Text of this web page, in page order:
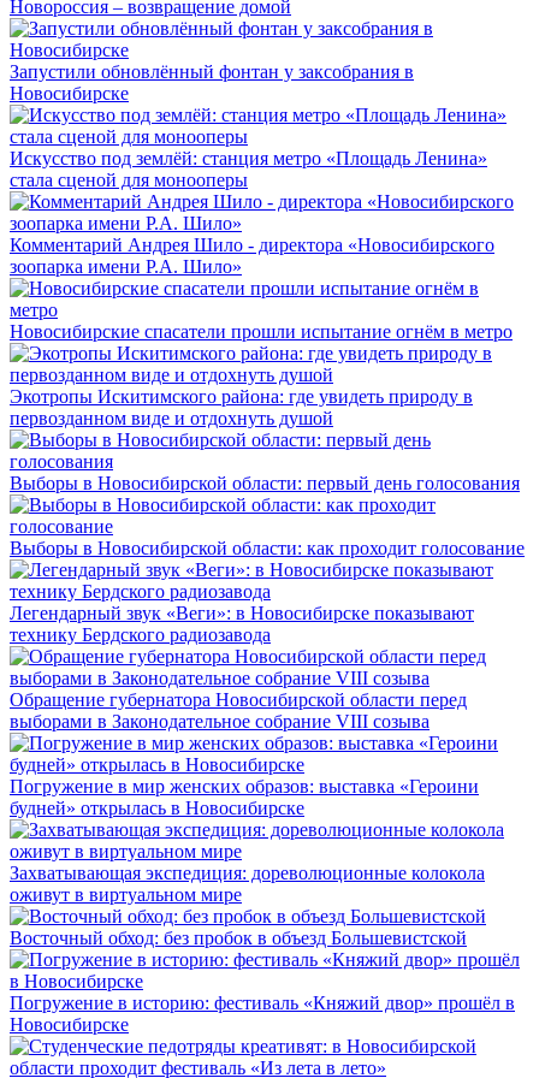
Новороссия – возвращение домой
Запустили обновлённый фонтан у заксобрания в
Новосибирске
Искусство под землёй: станция метро «Площадь Ленина»
стала сценой для монооперы
Комментарий Андрея Шило - директора «Новосибирского
зоопарка имени Р.А. Шило»
Новосибирские спасатели прошли испытание огнём в метро
Экотропы Искитимского района: где увидеть природу в
первозданном виде и отдохнуть душой
Выборы в Новосибирской области: первый день голосования
Выборы в Новосибирской области: как проходит голосование
Легендарный звук «Веги»: в Новосибирске показывают
технику Бердского радиозавода
Обращение губернатора Новосибирской области перед
выборами в Законодательное собрание VIII созыва
Погружение в мир женских образов: выставка «Героини
будней» открылась в Новосибирске
Захватывающая экспедиция: дореволюционные колокола
оживут в виртуальном мире
Восточный обход: без пробок в объезд Большевистской
Погружение в историю: фестиваль «Княжий двор» прошёл в
Новосибирске